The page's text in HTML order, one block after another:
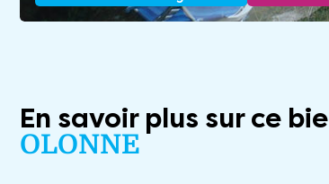
En savoir plus sur ce
OLONNE